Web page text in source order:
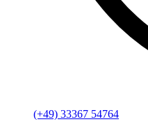
(+49) 33367 54764